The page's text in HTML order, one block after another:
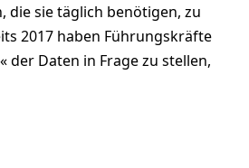
die sie täglich benötigen, zu
2017 haben Führungskräfte
der Daten in Frage zu stellen,